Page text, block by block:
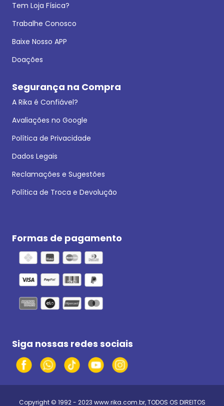
Tem Loja Física?
Trabalhe Conosco
Baixe Nosso APP
Doações
Segurança na Compra
A Rika é Confiável?
Avaliações no Google
Política de Privacidade
Dados Legais
Reclamações e Sugestões
Política de Troca e Devolução
Formas de pagamento
Siga nossas redes sociais
Copyright © 1992 - 2023 www.rika.com.br, TODOS OS DIREITOS